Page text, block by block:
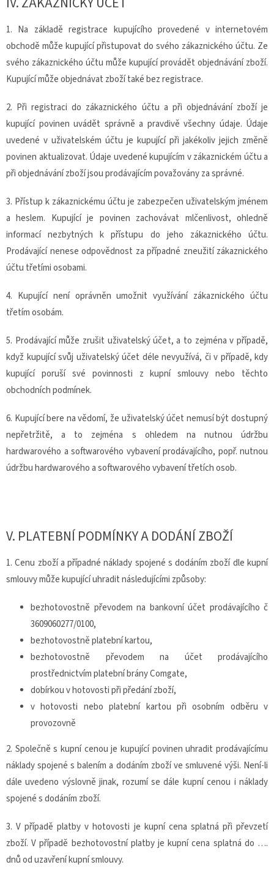
1. Na základě registrace kupujícího provedené v internetovém
obchodě může kupující přistupovat do svého zákaznického účtu. Ze
svého zákaznického účtu může kupující provádět objednávání zboží.
Kupující může objednávat zboží také bez registrace.
2. Při registraci do zákaznického účtu a při objednávání zboží je
kupující povinen uvádět správně a pravdivě všechny údaje. Údaje
uvedené v uživatelském účtu je kupující při jakékoliv jejich změně
povinen aktualizovat. Údaje uvedené kupujícím v zákaznickém účtu a
při objednávání zboží jsou prodávajícím považovány za správné.
3. Přístup k zákaznickému účtu je zabezpečen uživatelským jménem
a heslem. Kupující je povinen zachovávat mlčenlivost, ohledně
informací nezbytných k přístupu do jeho zákaznického účtu.
Prodávající nenese odpovědnost za případné zneužití zákaznického
účtu třetími osobami.
4. Kupující není oprávněn umožnit využívání zákaznického účtu
třetím osobám.
5. Prodávající může zrušit uživatelský účet, a to zejména v případě,
když kupující svůj uživatelský účet déle nevyužívá, či v případě, kdy
kupující poruší své povinnosti z kupní smlouvy nebo těchto
obchodních podmínek.
6. Kupující bere na vědomí, že uživatelský účet nemusí být dostupný
nepřetržitě, a to zejména s ohledem na nutnou údržbu
hardwarového a softwarového vybavení prodávajícího, popř. nutnou
údržbu hardwarového a softwarového vybavení třetích osob.
V. PLATEBNÍ PODMÍNKY A DODÁNÍ ZBOŽÍ
1. Cenu zboží a případné náklady spojené s dodáním zboží dle kupní
smlouvy může kupující uhradit následujícími způsoby:
bezhotovostně převodem na bankovní účet prodávajícího č
3609060277/0100,
bezhotovostně platební kartou,
bezhotovostně převodem na účet prodávajícího
prostřednictvím platební brány Comgate,
dobírkou v hotovosti při předání zboží,
v hotovosti nebo platební kartou při osobním odběru v
provozovně
2. Společně s kupní cenou je kupující povinen uhradit prodávajícímu
náklady spojené s balením a dodáním zboží ve smluvené výši. Není-li
dále uvedeno výslovně jinak, rozumí se dále kupní cenou i náklady
spojené s dodáním zboží.
3. V případě platby v hotovosti je kupní cena splatná při převzetí
zboží. V případě bezhotovostní platby je kupní cena splatná do ….
dnů od uzavření kupní smlouvy.